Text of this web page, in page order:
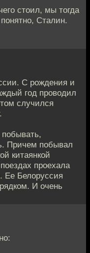
стоил, мы тогда
Сталин.
С рождения и
год проводил
случился
побывать,
Причем побывал
китаянкой
проехала
Ее Белоруссия
И очень